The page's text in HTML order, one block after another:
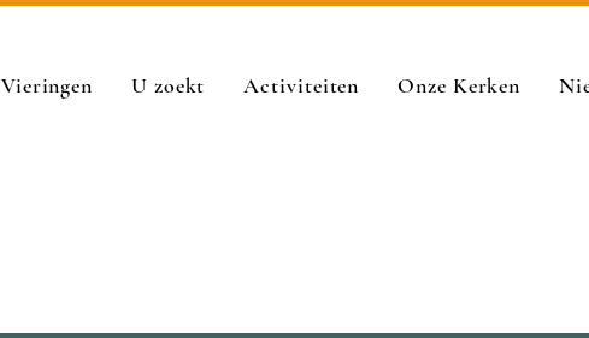
Vieringen U zoekt Activiteiten Onze Kerken